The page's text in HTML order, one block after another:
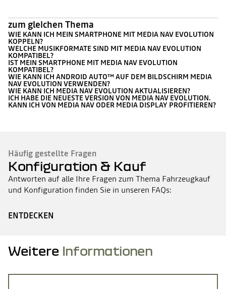
zum gleichen Thema
WIE KANN ICH MEIN SMARTPHONE MIT MEDIA NAV EVOLUTION
KOPPELN?
WELCHE MUSIKFORMATE SIND MIT MEDIA NAV EVOLUTION
KOMPATIBEL?
IST MEIN SMARTPHONE MIT MEDIA NAV EVOLUTION
KOMPATIBEL?
WIE KANN ICH ANDROID AUTO™ AUF DEM BILDSCHIRM MEDIA
NAV EVOLUTION VERWENDEN?
WIE KANN ICH MEDIA NAV EVOLUTION AKTUALISIEREN?
ICH HABE DIE NEUESTE VERSION VON MEDIA NAV EVOLUTION.
KANN ICH VON MEDIA NAV ODER MEDIA DISPLAY PROFITIEREN?
Häufig gestellte Fragen
Konfiguration & Kauf
Antworten auf alle Ihre Fragen zum Thema Fahrzeugkauf
und Konfiguration finden Sie in unseren FAQs:
ENTDECKEN
Weitere Informationen